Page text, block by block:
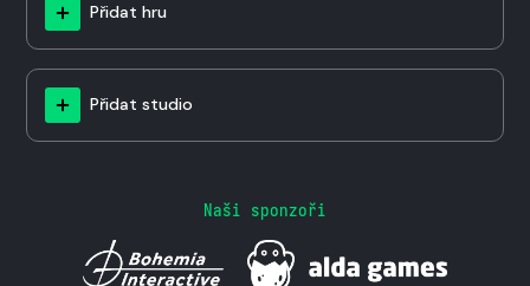
Přidat hru
Přidat studio
Naši sponzoři